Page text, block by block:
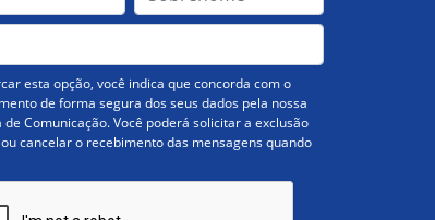
esta opção, você indica que concorda com o
de forma segura dos seus dados pela nossa
de Comunicação. Você poderá solicitar a exclusão
cancelar o recebimento das mensagens quando